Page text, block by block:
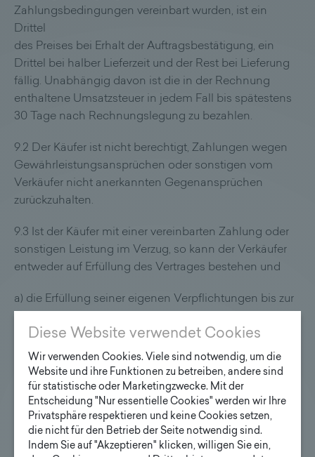
Zahlungsbedingungen vereinbart wurden, ist ein
Drittel
des Preises bei Erhalt der Auftragsbestätigung, ein
Drittel bei halber Lieferzeit und der Rest bei Lieferung
fällig. Unabhängig davon ist die in der Rechnung
enthaltene Umsatzsteuer in jedem Fall bis spätestens
30 Tage nach Rechnungslegung zu bezahlen.
9.2 Der Käufer ist nicht berechtigt, Zahlungen wegen
Gewährleistungsansprüchen oder sonstigen vom
Verkäufer nicht anerkannten Gegenansprüchen
zurückzuhalten.
9.3 Ist der Käufer mit einer vereinbarten Zahlung oder
sonstigen Leistung im Verzug, so kann der Verkäufer
entweder auf Erfüllung des Vertrages bestehen und
a) die Erfüllung seiner eigenen Verpflichtungen bis zur
sonstigen Leistungen aufschieben,
b) eine angemessene Verlängerung der Lieferfrist in
Anspruch nehmen,
c) den ganzen noch offenen Kaufpreis fällig stellen,
d) sofern aufseiten des Käufers kein Entlastungsgrund
Diese Website verwendet Cookies
Wir verwenden Cookies. Viele sind notwendig, um die
Website und ihre Funktionen zu betreiben, andere sind
für statistische oder Marketingzwecke. Mit der
Entscheidung "Nur essentielle Cookies" werden wir Ihre
Privatsphäre respektieren und keine Cookies setzen,
die nicht für den Betrieb der Seite notwendig sind.
Indem Sie auf "Akzeptieren" klicken, willigen Sie ein,